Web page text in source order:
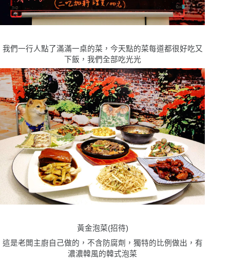
我們一行人點了滿滿一桌的菜，今天點的菜每道都很好吃又
下飯，我們全部吃光光
黃金泡菜(招待)
這是老闆主廚自己做的，不含防腐劑，獨特的比例做出，有
濃濃韓風的韓式泡菜